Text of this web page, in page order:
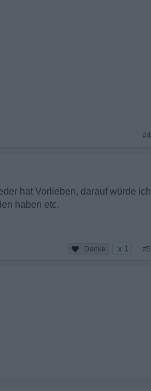
#4
hat Vorlieben, darauf würde ich
haben etc.
x 1 #5